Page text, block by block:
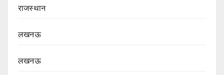
राजस्थान
लखनऊ
लखनऊ